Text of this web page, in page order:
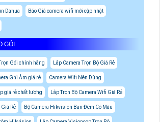
Dahua Báo Giá camera wifi mới cập nhật
GÓI
Gói chính hãng Lắp Camera Trọn Bộ Giá Rẻ
Ghi Âm giá rẻ Camera Wifi Nên Dùng
giá rẻ chất lượng Lắp Trọn Bộ Camera Wifi Giá Rẻ
Giá Rẻ Bộ Camera Hikvision Ban Đêm Có Màu